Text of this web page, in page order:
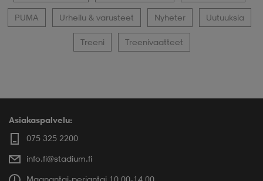
PUMA Urheilu & varusteet Nyheter Uutuuksia
Treeni Treenivaatteet
Asiakaspalvelu:
075 325 2200
info.fi@stadium.fi
Maanantai-perjantai 10.00-14.00